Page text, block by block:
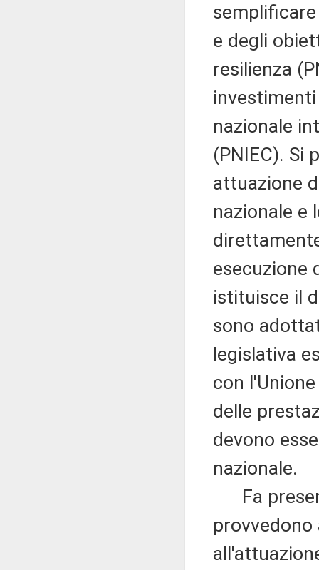
e degli
resilienza
nazionale
(PNIEC). Si
attuazione
nazionale e
esecuzione
istituisce il
sono
legislativa
con
delle
devono
nazionale.
Fa